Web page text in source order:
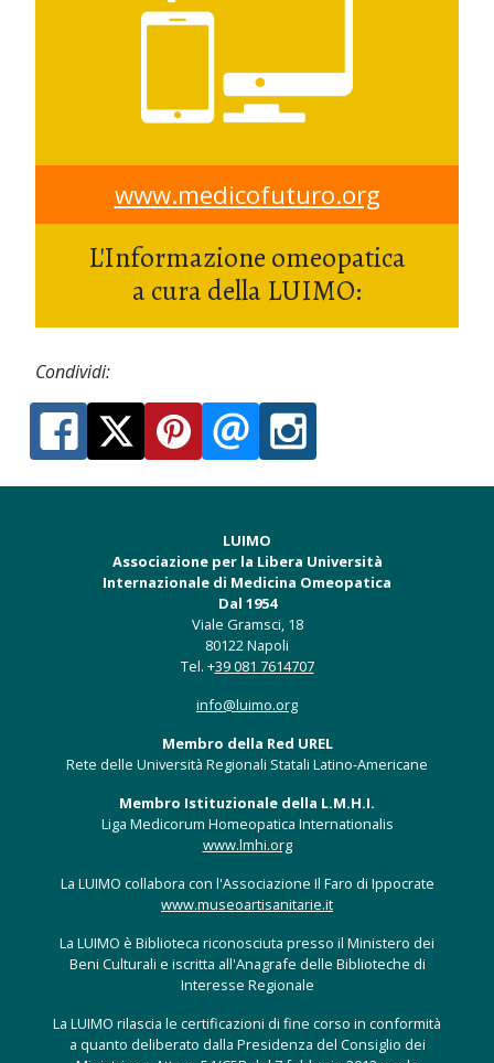
www.medicofuturo.org
L'Informazione omeopatica
a cura della LUIMO:
Condividi:
LUIMO
Associazione per la Libera Università
Internazionale di Medicina Omeopatica
Dal 1954
Viale Gramsci, 18
80122 Napoli
Tel. +39 081 7614707
info@luimo.org
Membro della Red UREL
Rete delle Università Regionali Statali Latino-Americane
Membro Istituzionale della L.M.H.I.
Liga Medicorum Homeopatica Internationalis
www.lmhi.org
La LUIMO collabora con l'Associazione Il Faro di Ippocrate
www.museoartisanitarie.it
La LUIMO è Biblioteca riconosciuta presso il Ministero dei
Beni Culturali e iscritta all'Anagrafe delle Biblioteche di
Interesse Regionale
La LUIMO rilascia le certificazioni di fine corso in conformità
a quanto deliberato dalla Presidenza del Consiglio dei